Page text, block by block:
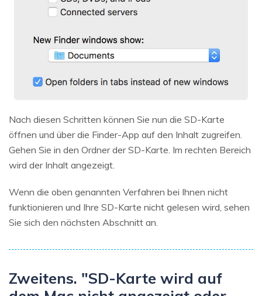
Nach diesen Schritten können Sie nun die SD-Karte
öffnen und über die Finder-App auf den Inhalt zugreifen.
Gehen Sie in den Ordner der SD-Karte. Im rechten Bereich
wird der Inhalt angezeigt.
Wenn die oben genannten Verfahren bei Ihnen nicht
funktionieren und Ihre SD-Karte nicht gelesen wird, sehen
Sie sich den nächsten Abschnitt an.
Zweitens. "SD-Karte wird auf